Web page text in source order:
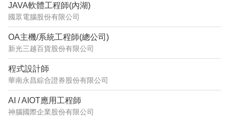
JAVA軟體工程師(內湖)
國眾電腦股份有限公司
OA主機/系統工程師(總公司)
新光三越百貨股份有限公司
程式設計師
華南永昌綜合證券股份有限公司
AI / AIOT應用工程師
神腦國際企業股份有限公司